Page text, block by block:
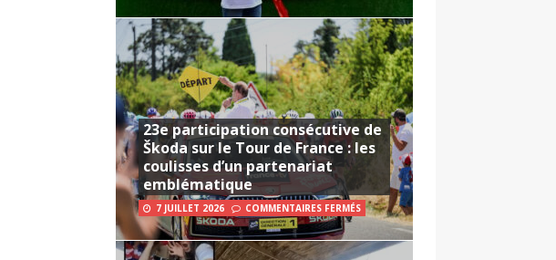
23e participation consécutive de
Škoda sur le Tour de France : les
coulisses d’un partenariat
emblématique
7 JUILLET 2026 COMMENTAIRES FERMÉS